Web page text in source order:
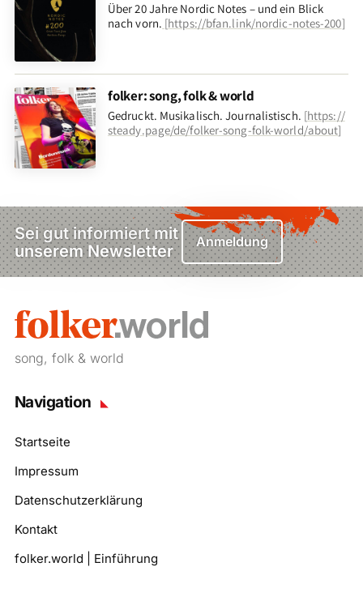
Über 20 Jahre Nordic Notes – und ein Blick
nach vorn. [https://bfan.link/nordic-notes-200]
folker: song, folk & world
Gedruckt. Musikalisch. Journalistisch. [https://
steady.page/de/folker-song-folk-world/about]
Sei gut informiert mit
unserem Newsletter
Anmeldung
song, folk & world
Navigation
Startseite
Impressum
Datenschutzerklärung
Kontakt
folker.world | Einführung